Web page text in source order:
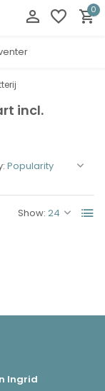
0
incl.
Show:
Ingrid